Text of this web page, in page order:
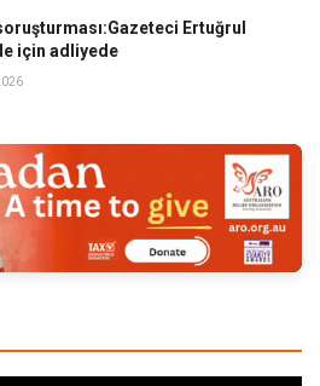
Ertuğrul
için adliyede